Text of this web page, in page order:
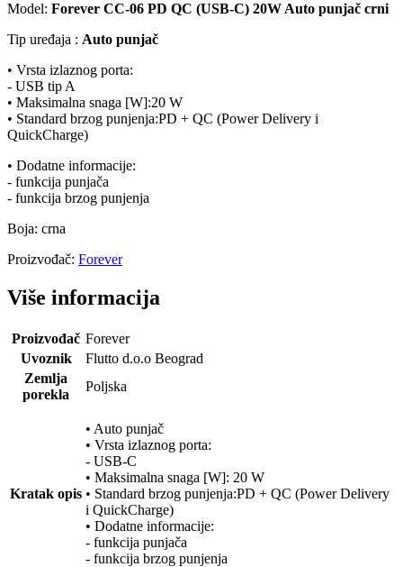
Model: Forever CC-06 PD QC (USB-C) 20W Auto punjač crni
Tip uređaja : Auto punjač
• Vrsta izlaznog porta:
- USB tip A
• Maksimalna snaga [W]:20 W
• Standard brzog punjenja:PD + QC (Power Delivery i
QuickCharge)
• Dodatne informacije:
- funkcija punjača
- funkcija brzog punjenja
Boja: crna
Proizvođač: Forever
Više informacija
Proizvođač Forever
Uvoznik
Flutto d.o.o Beograd
Zemlja
porekla
Poljska
Kratak opis
• Auto punjač
• Vrsta izlaznog porta:
- USB-C
• Maksimalna snaga [W]: 20 W
• Standard brzog punjenja:PD + QC (Power Delivery
i QuickCharge)
• Dodatne informacije:
- funkcija punjača
- funkcija brzog punjenja